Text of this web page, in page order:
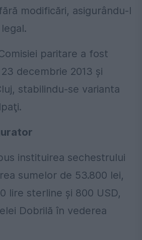
modificări, asigurându-l
paritare a fost
decembrie 2013 şi
stabilindu-se varianta
instituirea sechestrului
sumelor de 53.800 lei,
lire sterline şi 800 USD,
Dobrilă în vederea